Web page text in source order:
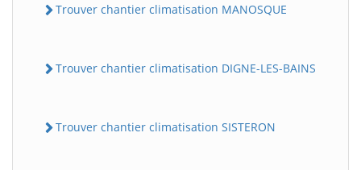
Trouver chantier climatisation MANOSQUE
Trouver chantier climatisation DIGNE-LES-BAINS
Trouver chantier climatisation SISTERON